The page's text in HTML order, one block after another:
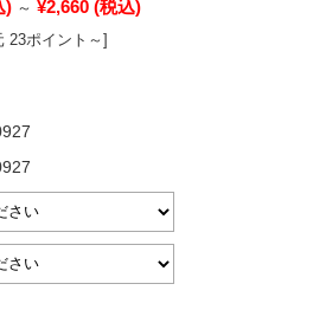
) ～ ¥2,660 (税込)
23ポイント～]